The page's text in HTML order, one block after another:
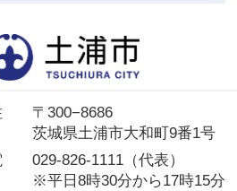
〒300−8686
茨城県土浦市大和町9番1号
029-826-1111（代表）
※平日8時30分から17時15分